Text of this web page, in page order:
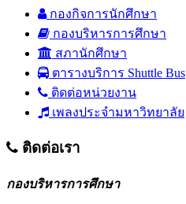
กองกิจการนักศึกษา
กองบริหารการศึกษา
สภานักศึกษา
ตารางบริการ Shuttle Bus
ติดต่อหน่วยงาน
เพลงประจำมหาวิทยาลัย
ติดต่อเรา
กองบริหารการศึกษา